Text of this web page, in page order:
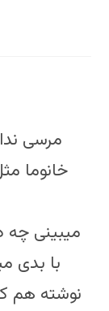
مرسی
خانوما
میبینی چه
با بدی
نوشته هم